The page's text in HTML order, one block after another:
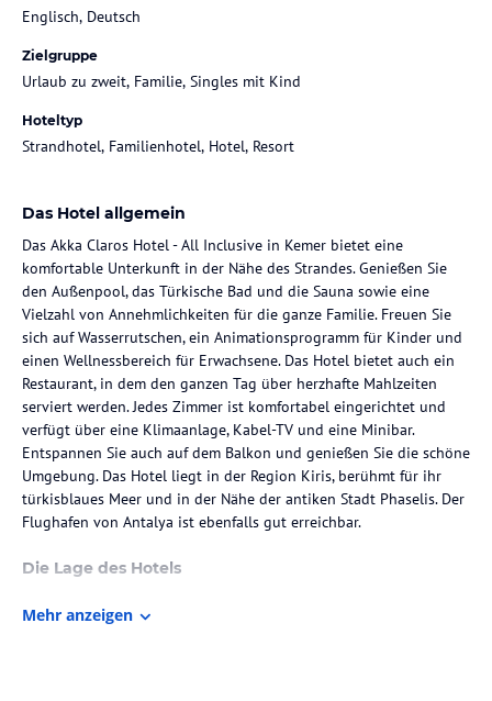
Englisch, Deutsch
Zielgruppe
Urlaub zu zweit, Familie, Singles mit Kind
Hoteltyp
Strandhotel, Familienhotel, Hotel, Resort
Das Hotel allgemein
Das Akka Claros Hotel - All Inclusive in Kemer bietet eine
komfortable Unterkunft in der Nähe des Strandes. Genießen Sie
den Außenpool, das Türkische Bad und die Sauna sowie eine
Vielzahl von Annehmlichkeiten für die ganze Familie. Freuen Sie
sich auf Wasserrutschen, ein Animationsprogramm für Kinder und
einen Wellnessbereich für Erwachsene. Das Hotel bietet auch ein
Restaurant, in dem den ganzen Tag über herzhafte Mahlzeiten
serviert werden. Jedes Zimmer ist komfortabel eingerichtet und
verfügt über eine Klimaanlage, Kabel-TV und eine Minibar.
Entspannen Sie auch auf dem Balkon und genießen Sie die schöne
Umgebung. Das Hotel liegt in der Region Kiris, berühmt für ihr
türkisblaues Meer und in der Nähe der antiken Stadt Phaselis. Der
Flughafen von Antalya ist ebenfalls gut erreichbar.
Die Lage des Hotels
Schritte vom Strand und unweit des Badeortes Kemer entfernt. Das
Mehr anzeigen